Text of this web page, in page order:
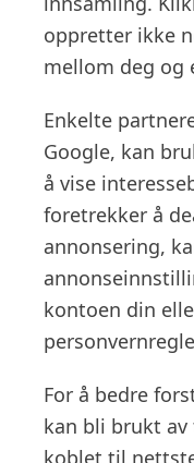
oppretter ikke
mellom deg og
Enkelte
Google, kan
å vise
foretrekker å
annonsering,
kontoen din
For å bedre
kan bli brukt
koblet til